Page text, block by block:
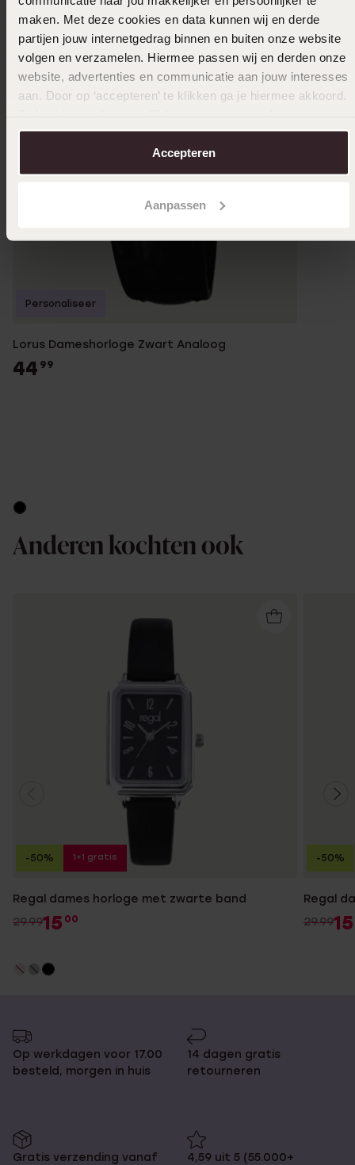
maken. Met deze cookies en data kunnen wij en derde
partijen jouw internetgedrag binnen en buiten onze website
volgen en verzamelen. Hiermee passen wij en derden onze
website, advertenties en communicatie aan jouw interesses
aan. Door op ‘accepteren’ te klikken ga je hiermee akkoord.
over in onscookiebeleid.
Accepteren
Aanpassen
Lorus Dameshorloge Zwart Analoog
44 99
Personaliseer
5990
Anderen kochten ook
Regal dames horloge met zwarte band
29.9915 00
-50% 1+1 gratis
Regal
29.9915
-50%
Op werkdagen voor 17.00
besteld, morgen in huis
14 dagen gratis
retourneren
Gratis verzending vanaf
4,59 uit 5 (55.000+